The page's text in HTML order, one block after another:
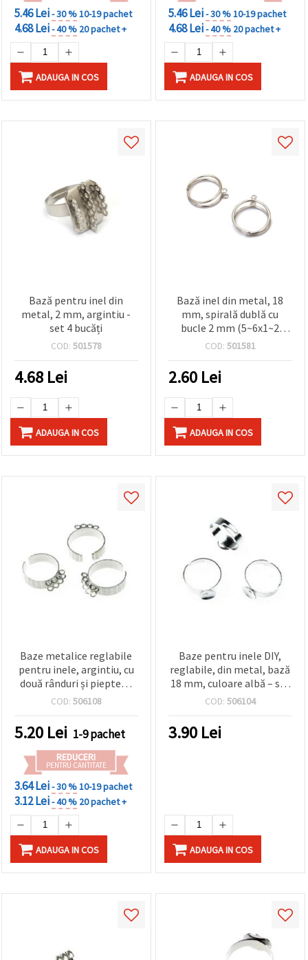
5.46 Lei- 30 %10-19 pachet
4.68 Lei- 40 % 20 pachet +
ADAUGA IN COS
5.46 Lei- 30 %10-19 pachet
4.68 Lei- 40 % 20 pachet +
ADAUGA IN COS
Bază pentru inel din
metal, 2 mm, argintiu -
set 4 bucăți
COD: 501578
4.68 Lei
ADAUGA IN COS
Bază inel din metal, 18
mm, spirală dublă cu
bucle 2 mm (5~6x1~2
mm), culoare argintie – 4
handmade
COD: 501581
2.60 Lei
ADAUGA IN COS
Baze metalice reglabile
pentru inele, argintiu, cu
două rânduri și pieptene
cu patru dinți, set 10
COD: 506108
5.20 Lei 1-9 pachet
REDUCERI
PENTRU CANTITATE
3.64 Lei- 30 %10-19 pachet
3.12 Lei- 40 % 20 pachet +
ADAUGA IN COS
Baze pentru inele DIY,
reglabile, din metal, bază
18 mm, culoare albă – set
10 bucăți
COD: 506104
3.90 Lei
ADAUGA IN COS